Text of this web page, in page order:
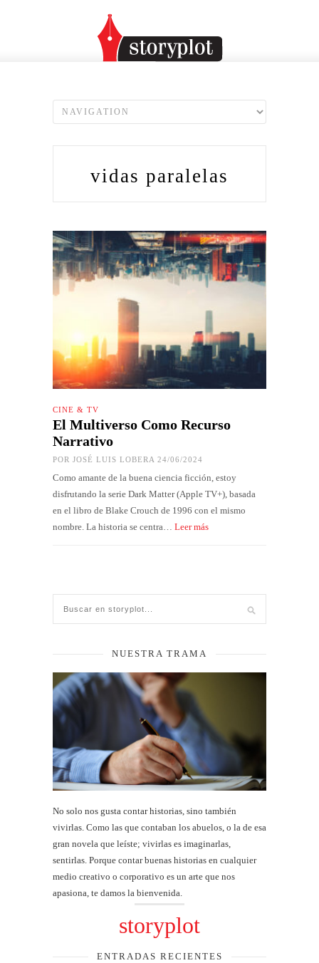
vidas paralelas
CINE & TV
El Multiverso Como Recurso
Narrativo
POR JOSÉ LUIS LOBERA 24/06/2024
Como amante de la buena ciencia ficción, estoy
disfrutando la serie Dark Matter (Apple TV+), basada
en el libro de Blake Crouch de 1996 con el mismo
nombre. La historia se centra… Leer más
NUESTRA TRAMA
No solo nos gusta contar historias, sino también
vivirlas. Como las que contaban los abuelos, o la de esa
gran novela que leíste; vivirlas es imaginarlas,
sentirlas. Porque contar buenas historias en cualquier
medio creativo o corporativo es un arte que nos
apasiona, te damos la bienvenida.
storyplot
ENTRADAS RECIENTES